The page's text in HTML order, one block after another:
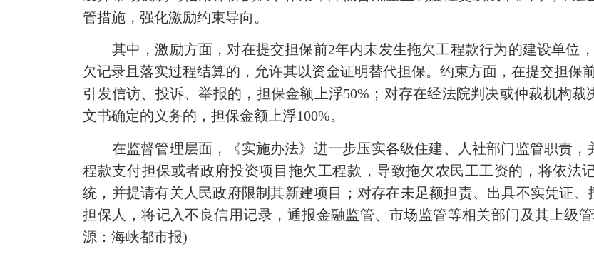
管措施，强化激励约束导向。
其中，激励方面，对在提交担保前2年内未发生拖欠工程款行为的建设单位
欠记录且落实过程结算的，允许其以资金证明替代担保。约束方面，在提交担保
引发信访、投诉、举报的，担保金额上浮50%；对存在经法院判决或仲裁机构
文书确定的义务的，担保金额上浮100%。
在监督管理层面，《实施办法》进一步压实各级住建、人社部门监管职责，
程款支付担保或者政府投资项目拖欠工程款，导致拖欠农民工工资的，将依法
统，并提请有关人民政府限制其新建项目；对存在未足额担责、出具不实凭证
担保人，将记入不良信用记录，通报金融监管、市场监管等相关部门及其上级
源：海峡都市报)